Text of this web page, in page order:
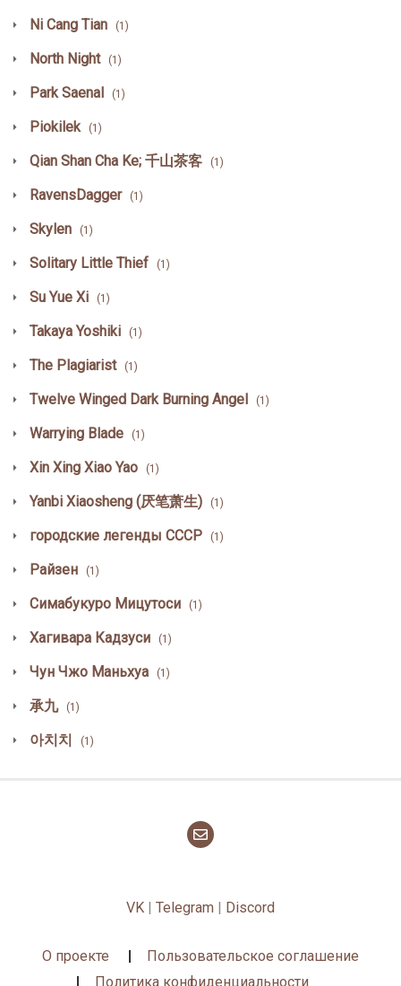
Ni Cang Tian (1)
North Night (1)
Park Saenal (1)
Piokilek (1)
Qian Shan Cha Ke; 千山茶客 (1)
RavensDagger (1)
Skylen (1)
Solitary Little Thief (1)
Su Yue Xi (1)
Takaya Yoshiki (1)
The Plagiarist (1)
Twelve Winged Dark Burning Angel (1)
Warrying Blade (1)
Xin Xing Xiao Yao (1)
Yanbi Xiaosheng (厌笔萧生) (1)
городские легенды СССР (1)
Райзен (1)
Симабукуро Мицутоси (1)
Хагивара Кадзуси (1)
Чун Чжо Маньхуа (1)
承九 (1)
아치치 (1)
VK | Telegram | Discord
О проекте
Пользовательское соглашение
Политика конфиденциальности